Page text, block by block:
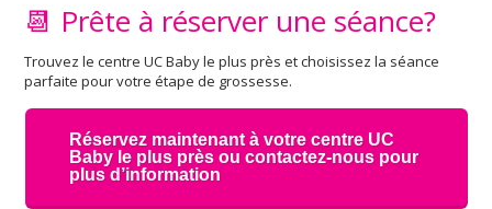
📆 Prête à réserver une séance?
Trouvez le centre UC Baby le plus près et choisissez la séance
parfaite pour votre étape de grossesse.
Réservez maintenant à votre centre UC
Baby le plus près ou contactez-nous pour
plus d’information